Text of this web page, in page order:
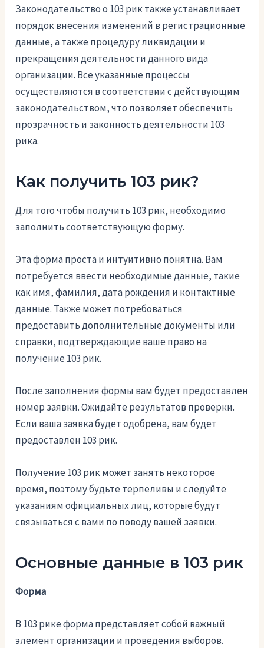
Законодательство о 103 рик также устанавливает
порядок внесения изменений в регистрационные
данные, а также процедуру ликвидации и
прекращения деятельности данного вида
организации. Все указанные процессы
осуществляются в соответствии с действующим
законодательством, что позволяет обеспечить
прозрачность и законность деятельности 103
рика.
Как получить 103 рик?
Для того чтобы получить 103 рик, необходимо
заполнить соответствующую форму.
Эта форма проста и интуитивно понятна. Вам
потребуется ввести необходимые данные, такие
как имя, фамилия, дата рождения и контактные
данные. Также может потребоваться
предоставить дополнительные документы или
справки, подтверждающие ваше право на
получение 103 рик.
После заполнения формы вам будет предоставлен
номер заявки. Ожидайте результатов проверки.
Если ваша заявка будет одобрена, вам будет
предоставлен 103 рик.
Получение 103 рик может занять некоторое
время, поэтому будьте терпеливы и следуйте
указаниям официальных лиц, которые будут
связываться с вами по поводу вашей заявки.
Основные данные в 103 рик
Форма
В 103 рике форма представляет собой важный
элемент организации и проведения выборов.